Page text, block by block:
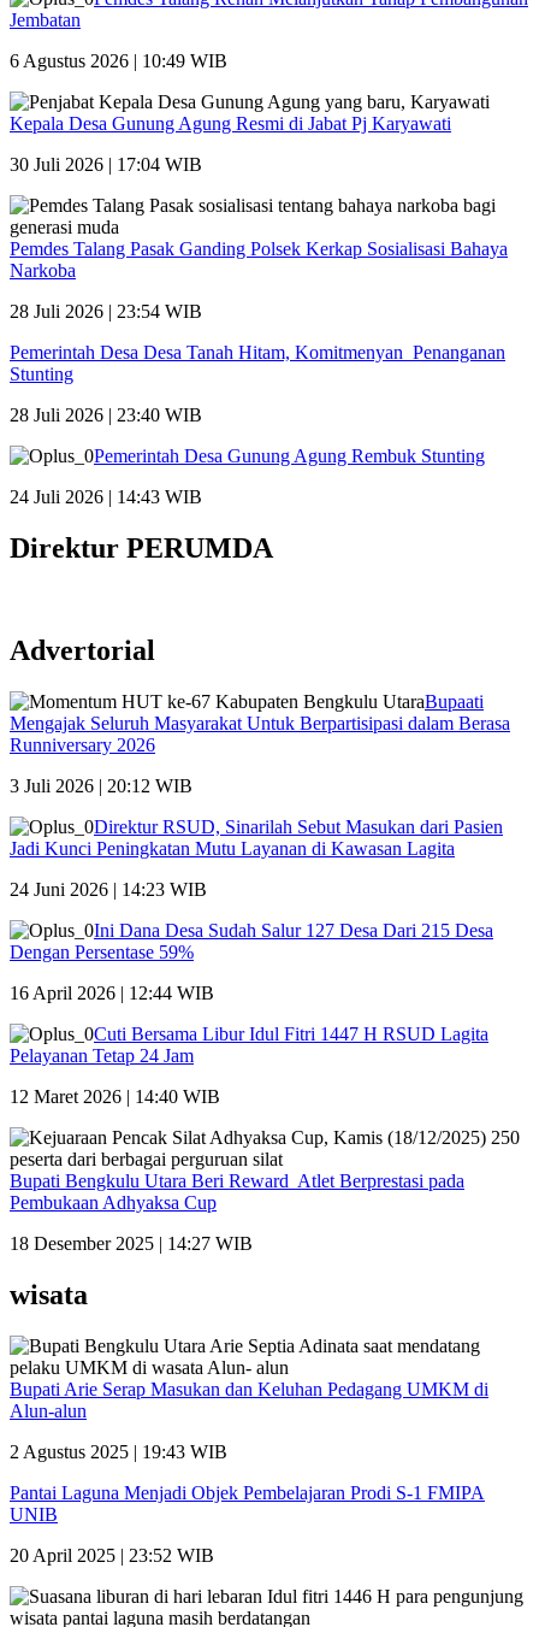
Jembatan
6 Agustus 2026 | 10:49 WIB
Kepala Desa Gunung Agung Resmi di Jabat Pj Karyawati
30 Juli 2026 | 17:04 WIB
Pemdes Talang Pasak Ganding Polsek Kerkap Sosialisasi Bahaya
Narkoba
28 Juli 2026 | 23:54 WIB
Pemerintah Desa Desa Tanah Hitam, Komitmenyan Penanganan
Stunting
28 Juli 2026 | 23:40 WIB
Pemerintah Desa Gunung Agung Rembuk Stunting
24 Juli 2026 | 14:43 WIB
Direktur PERUMDA
Advertorial
Bupaati
Mengajak Seluruh Masyarakat Untuk Berpartisipasi dalam Berasa
Runniversary 2026
3 Juli 2026 | 20:12 WIB
Direktur RSUD, Sinarilah Sebut Masukan dari Pasien
Jadi Kunci Peningkatan Mutu Layanan di Kawasan Lagita
24 Juni 2026 | 14:23 WIB
Ini Dana Desa Sudah Salur 127 Desa Dari 215 Desa
Dengan Persentase 59%
16 April 2026 | 12:44 WIB
Cuti Bersama Libur Idul Fitri 1447 H RSUD Lagita
Pelayanan Tetap 24 Jam
12 Maret 2026 | 14:40 WIB
Bupati Bengkulu Utara Beri Reward Atlet Berprestasi pada
Pembukaan Adhyaksa Cup
18 Desember 2025 | 14:27 WIB
wisata
Bupati Arie Serap Masukan dan Keluhan Pedagang UMKM di
Alun-alun
2 Agustus 2025 | 19:43 WIB
Pantai Laguna Menjadi Objek Pembelajaran Prodi S-1 FMIPA
UNIB
20 April 2025 | 23:52 WIB